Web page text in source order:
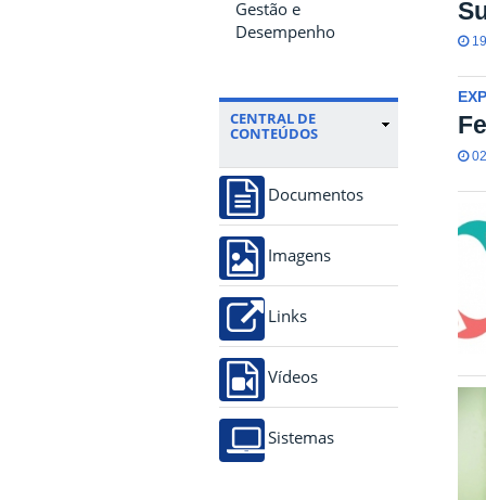
Gestão e
Desempenho
CENTRAL DE
CONTEÚDOS
Documentos
Imagens
Links
Vídeos
Sistemas